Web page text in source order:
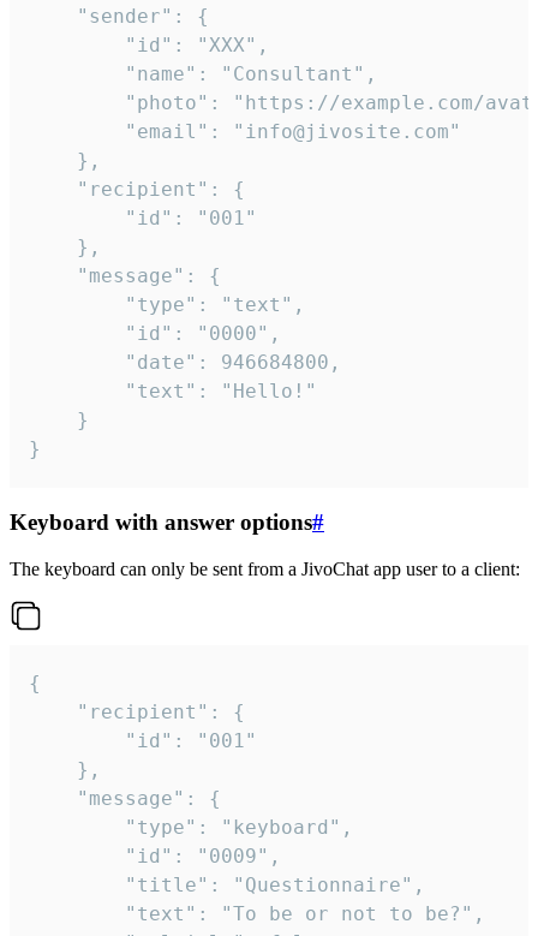
}
Keyboard with answer options#
The keyboard can only be sent from a JivoChat app user to a client:
{